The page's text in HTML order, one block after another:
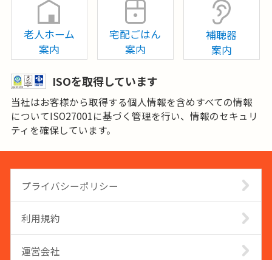
老人ホーム
案内
宅配ごはん
案内
補聴器
案内
ISOを取得しています
当社はお客様から取得する個人情報を含めすべての情報
についてISO27001に基づく管理を行い、情報のセキュリ
ティを確保しています。
プライバシーポリシー
利用規約
運営会社